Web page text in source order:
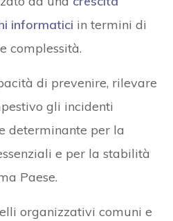
informatici in termini di
complessità.
di prevenire, rilevare
gli incidenti
determinante per la
e per la stabilità
Paese.
organizzativi comuni e